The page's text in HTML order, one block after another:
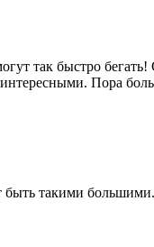
так быстро
Пора
такими